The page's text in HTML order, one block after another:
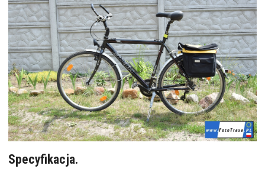
Specyfikacja.